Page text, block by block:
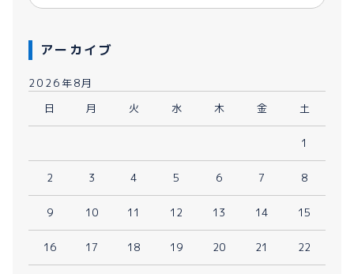
アーカイブ
2026年8月
日
月 火 水 木 金 土
1
2 3 4 5 6 7 8
9 10 11 12 13 14 15
16 17 18 19 20 21 22